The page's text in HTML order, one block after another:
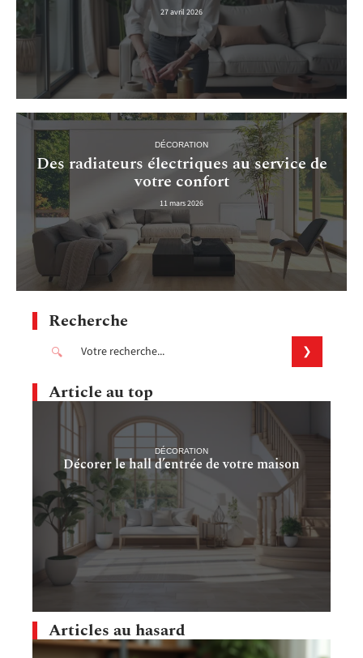
27 avril 2026
DÉCORATION
Des radiateurs électriques au service de
votre confort
11 mars 2026
Recherche
Article au top
DÉCORATION
Décorer le hall d’entrée de votre maison
Articles au hasard